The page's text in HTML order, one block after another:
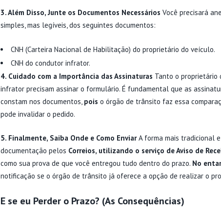
3. Além Disso, Junte os Documentos Necessários Você precisará
simples, mas legíveis, dos seguintes documentos:
CNH (Carteira Nacional de Habilitação) do proprietário do veículo.
CNH do condutor infrator.
4. Cuidado com a Importância das Assinaturas Tanto o proprietário
infrator precisam assinar o formulário. É fundamental que as
constam nos documentos, pois o órgão de trânsito faz essa
pode invalidar o pedido.
5. Finalmente, Saiba Onde e Como EnviarA forma mais tradicional
documentação pelos Correios, utilizando o serviço de Aviso de
como sua prova de que você entregou tudo dentro do prazo. No
notificação se o órgão de trânsito já oferece a opção de realizar o
E se eu Perder o Prazo? (As Consequências)